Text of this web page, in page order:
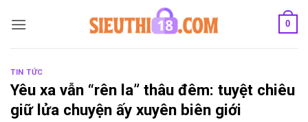
qua
0
TIN TỨC
Yêu xa vẫn “rên la” thâu đêm: tuyệt chiêu
giữ lửa chuyện ấy xuyên biên giới